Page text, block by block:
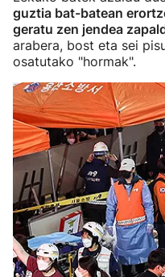
guztia bat-batean
geratu zen jendea
arabera, bost eta sei
osatutako "hormak".